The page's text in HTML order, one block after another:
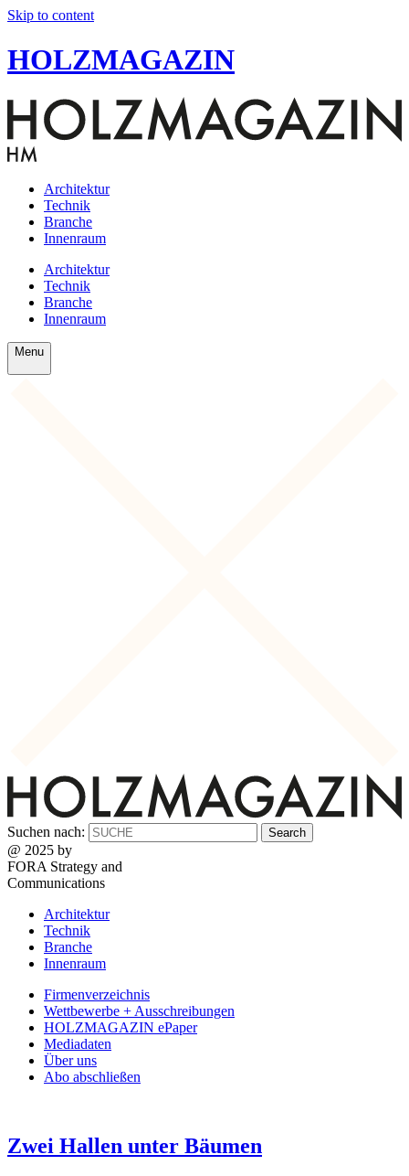
Skip to content
HOLZMAGAZIN
Architektur
Technik
Branche
Innenraum
Architektur
Technik
Branche
Innenraum
Menu
Suchen nach:
@ 2025 by
FORA Strategy and
Communications
Architektur
Technik
Branche
Innenraum
Firmenverzeichnis
Wettbewerbe + Ausschreibungen
HOLZMAGAZIN ePaper
Mediadaten
Über uns
Abo abschließen
Zwei Hallen unter Bäumen